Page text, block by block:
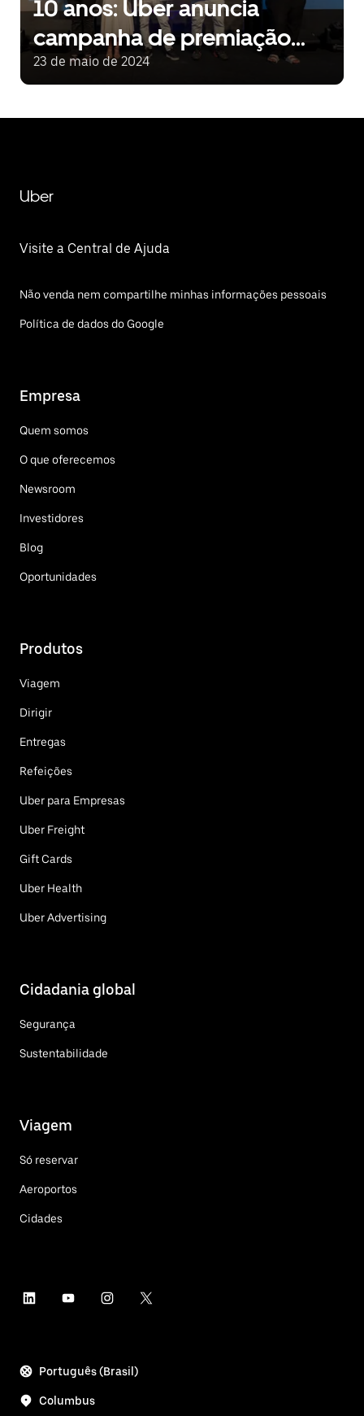
10 anos: Uber anuncia
campanha de premiação
para motoristas
23 de maio de 2024
Uber
Visite a Central de Ajuda
Não venda nem compartilhe minhas informações pessoais
Política de dados do Google
Empresa
Quem somos
O que oferecemos
Newsroom
Investidores
Blog
Oportunidades
Produtos
Viagem
Dirigir
Entregas
Refeições
Uber para Empresas
Uber Freight
Gift Cards
Uber Health
Uber Advertising
Cidadania global
Segurança
Sustentabilidade
Viagem
Só reservar
Aeroportos
Cidades
Português (Brasil)
Columbus